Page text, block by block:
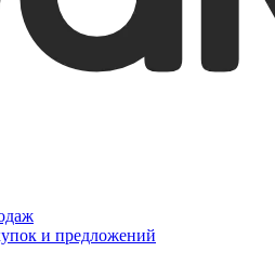
и предложений